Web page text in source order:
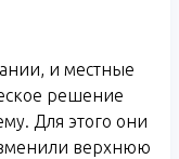
и местные
решение
Для этого они
верхнюю